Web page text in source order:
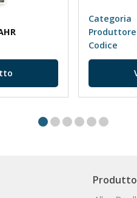
Categoria
Produttore
Codice